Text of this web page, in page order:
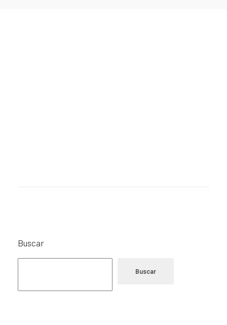
Buscar
Buscar